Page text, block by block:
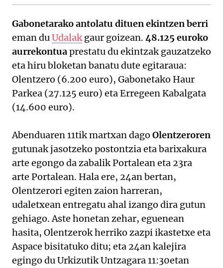
Gabonetarako antolatu dituen ekintzen berri
eman duUdalakgaur goizean. 48.125 euroko
aurrekontuaprestatu du ekintzak gauzatzeko
eta hiru bloketan banatu dute egitaraua:
Olentzero (6.200 euro), Gabonetako Haur
Parkea (27.125 euro) eta Erregeen Kabalgata
(14.600 euro).
Abenduaren 11tik martxan dago Olentzeroren
gutunak jasotzeko postontzia eta barixakura
arte egongo da zabalik Portalean eta 23ra
arte Portalean. Hala ere, 24an bertan,
Olentzerori egiten zaion harreran,
udaletxean entregatu ahal izango dira gutun
gehiago. Aste honetan zehar, eguenean
hasita, Olentzerok herriko zazpi ikastetxe eta
Aspace bisitatuko ditu; eta 24an kalejira
egingo du Urkizutik Untzagara 11:30etan